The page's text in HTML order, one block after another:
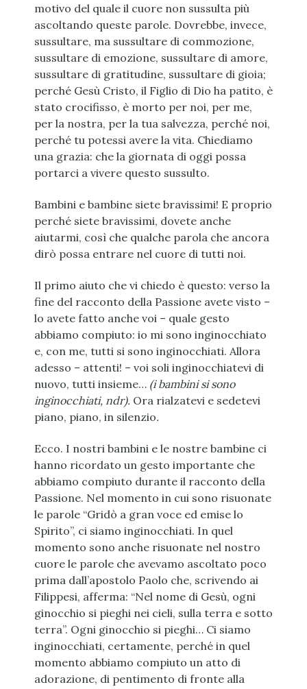
motivo del quale il cuore non sussulta più
ascoltando queste parole. Dovrebbe, invece,
sussultare, ma sussultare di commozione,
sussultare di emozione, sussultare di amore,
sussultare di gratitudine, sussultare di gioia;
perché Gesù Cristo, il Figlio di Dio ha patito, è
stato crocifisso, è morto per noi, per me,
per la nostra, per la tua salvezza, perché noi,
perché tu potessi avere la vita. Chiediamo
una grazia: che la giornata di oggi possa
portarci a vivere questo sussulto.
Bambini e bambine siete bravissimi! E proprio
perché siete bravissimi, dovete anche
aiutarmi, così che qualche parola che ancora
dirò possa entrare nel cuore di tutti noi.
Il primo aiuto che vi chiedo è questo: verso la
fine del racconto della Passione avete visto –
lo avete fatto anche voi – quale gesto
abbiamo compiuto: io mi sono inginocchiato
e, con me, tutti si sono inginocchiati. Allora
adesso – attenti! – voi soli inginocchiatevi di
nuovo, tutti insieme… (i bambini si sono
inginocchiati, ndr). Ora rialzatevi e sedetevi
piano, piano, in silenzio.
Ecco. I nostri bambini e le nostre bambine ci
hanno ricordato un gesto importante che
abbiamo compiuto durante il racconto della
Passione. Nel momento in cui sono risuonate
le parole “Gridò a gran voce ed emise lo
Spirito”, ci siamo inginocchiati. In quel
momento sono anche risuonate nel nostro
cuore le parole che avevamo ascoltato poco
prima dall’apostolo Paolo che, scrivendo ai
Filippesi, afferma: “Nel nome di Gesù, ogni
ginocchio si pieghi nei cieli, sulla terra e sotto
terra”. Ogni ginocchio si pieghi… Ci siamo
inginocchiati, certamente, perché in quel
momento abbiamo compiuto un atto di
adorazione, di pentimento di fronte alla